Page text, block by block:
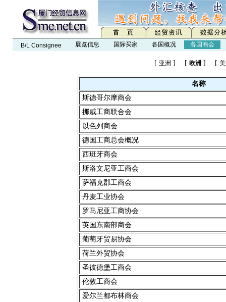
B/L Consignee 展览信息 国际买家 各国概况 各国商会
[ 亚洲 ] [ 欧洲 ] [
名称
斯德哥尔摩商会
挪威工商联合会
以色列商会
德国工商总会概况
西班牙商会
斯洛文尼亚工商会
萨福克郡工商会
丹麦工业协会
罗马尼亚工商协会
英国东南部商会
葡萄牙贸易协会
荷兰外贸协会
圣彼德堡工商会
伦敦工商会
爱尔兰都布林商会